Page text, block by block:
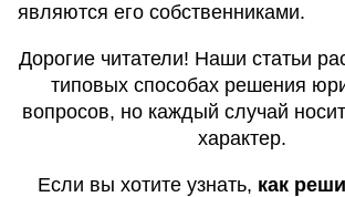
являются его собственниками.
Дорогие читатели! Наши статьи
типовых способах решения
вопросов, но каждый случай
характер.
Если вы хотите узнать, как